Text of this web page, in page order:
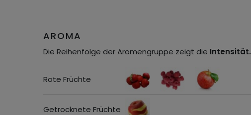
AROMA
Die Reihenfolge der Aromengruppe zeigt die Intensität.
Rote Früchte
Getrocknete Früchte